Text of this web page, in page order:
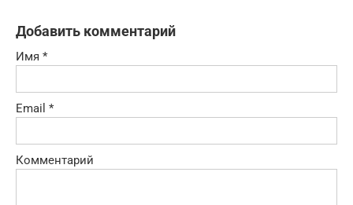
Добавить комментарий
Имя *
Email *
Комментарий